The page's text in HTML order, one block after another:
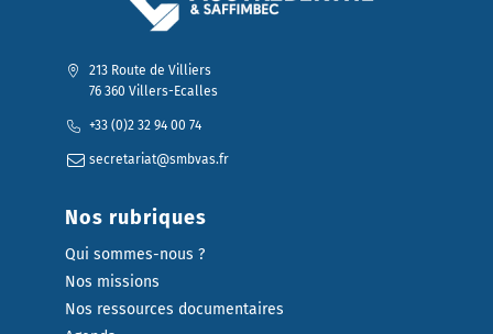
213 Route de Villiers
76 360 Villers-Ecalles
+33 (0)2 32 94 00 74
secretariat@smbvas.fr
Nos rubriques
Qui sommes-nous ?
Nos missions
Nos ressources documentaires